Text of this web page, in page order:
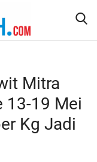
Mitra
13-19 Mei
Kg Jadi